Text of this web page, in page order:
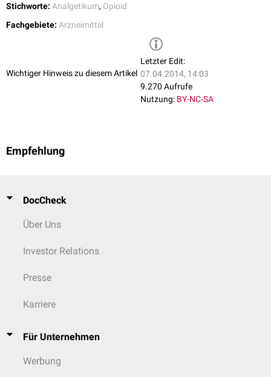
Stichworte: Analgetikum, Opioid
Fachgebiete: Arzneimittel
Wichtiger Hinweis zu diesem Artikel
Letzter Edit:
07.04.2014, 14:03
9.270 Aufrufe
Nutzung: BY-NC-SA
Empfehlung
DocCheck
Über Uns
Investor Relations
Presse
Karriere
Für Unternehmen
Werbung